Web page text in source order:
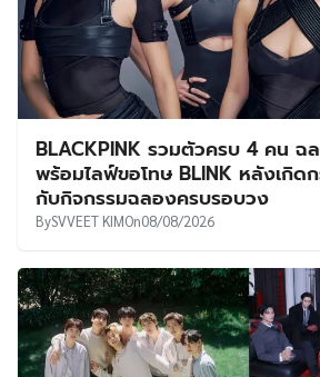
BLACKPINK รวมตัวครบ 4 คน ฉ
พร้อมไลฟ์ขอโทษ BLINK หลังเกิด
กับกิจกรรมฉลองครบรอบวง
BySVVEET KIMOn08/08/2026